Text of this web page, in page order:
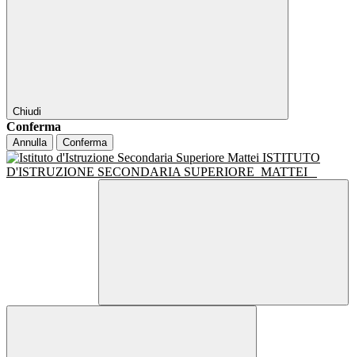
Chiudi
Conferma
Annulla Conferma
ISTITUTO
D'ISTRUZIONE SECONDARIA SUPERIORE MATTEI